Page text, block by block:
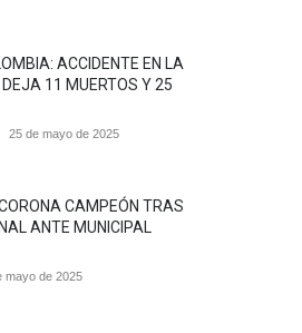
ACCIDENTE EN LA
11 MUERTOS Y 25
25 de mayo de 2025
CAMPEÓN TRAS
ANTE MUNICIPAL
mayo de 2025